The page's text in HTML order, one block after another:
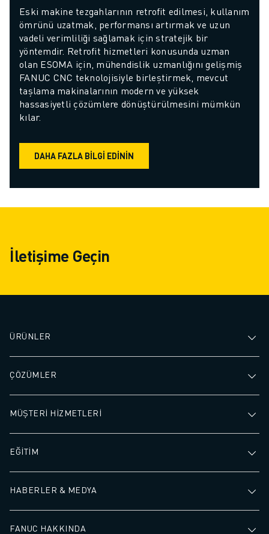
Eski makine tezgahlarının retrofit edilmesi, kullanım
ömrünü uzatmak, performansı artırmak ve uzun
vadeli verimliliği sağlamak için stratejik bir
yöntemdir. Retrofit hizmetleri konusunda uzman
olan ESOMA için, mühendislik uzmanlığını gelişmiş
FANUC CNC teknolojisiyle birleştirmek, mevcut
taşlama makinalarının modern ve yüksek
hassasiyetli çözümlere dönüştürülmesini mümkün
kılar.
DAHA FAZLA BILGI EDININ
İletişime Geçin
ÜRÜNLER
ÇÖZÜMLER
MÜŞTERİ HİZMETLERİ
EĞİTİM
HABERLER & MEDYA
FANUC HAKKINDA